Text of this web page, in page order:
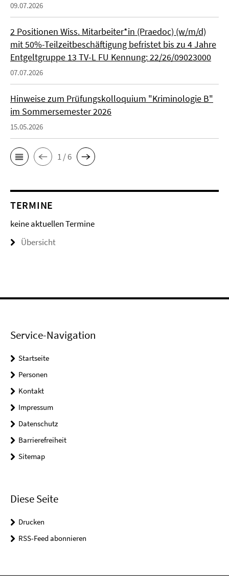
09.07.2026
2 Positionen Wiss. Mitarbeiter*in (Praedoc) (w/m/d)
mit 50%-Teilzeitbeschäftigung befristet bis zu 4 Jahre
Entgeltgruppe 13 TV-L FU Kennung: 22/26/09023000
07.07.2026
Hinweise zum Prüfungskolloquium "Kriminologie B"
im Sommersemester 2026
15.05.2026
1 / 6
TERMINE
keine aktuellen Termine
Übersicht
Service-Navigation
Startseite
Personen
Kontakt
Impressum
Datenschutz
Barrierefreiheit
Sitemap
Diese Seite
Drucken
RSS-Feed abonnieren